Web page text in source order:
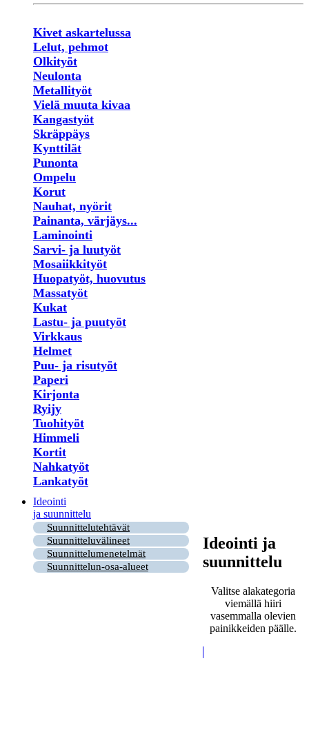
Kivet askartelussa
Lelut, pehmot
Olkityöt
Neulonta
Metallityöt
Vielä muuta kivaa
Kangastyöt
Skräppäys
Kynttilät
Punonta
Ompelu
Korut
Nauhat, nyörit
Painanta, värjäys...
Laminointi
Sarvi- ja luutyöt
Mosaiikkityöt
Huopatyöt, huovutus
Massatyöt
Kukat
Lastu- ja puutyöt
Virkkaus
Helmet
Puu- ja risutyöt
Paperi
Kirjonta
Ryijy
Tuohityöt
Himmeli
Kortit
Nahkatyöt
Lankatyöt
Ideointi
ja suunnittelu
Suunnittelutehtävät
Suunnitteluvälineet
Suunnittelumenetelmät
Suunnittelun-osa-alueet
Ideointi ja
suunnittelu
Valitse alakategoria
viemällä hiiri
vasemmalla olevien
painikkeiden päälle.